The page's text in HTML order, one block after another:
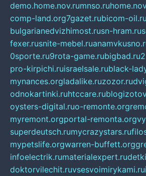
demo.home.nov.rumnso.ru
comp-land.org7gazet.rubicom-oil.ru
bulgarianedvizhimost.rusn-hram.ru
fexer.rusnite-mebel.ru
0sporte.ru9rota-game.rubigbad.ru
pro-kirpichi.ruisraelsale.rublack-
mynances.orgladalike.ruzozor.ru
odnokartinki.ruhtccare.ru
oysters-digital.ruo-remonte.org
myremont.orgportal-remonta.org
superdeutsch.rumycrazystars.ru
mypetslife.orgwarren-buffett.org
infoelectrik.rumaterialexpert.ru
doktorvilechit.ruvsesvoimirykami.ru